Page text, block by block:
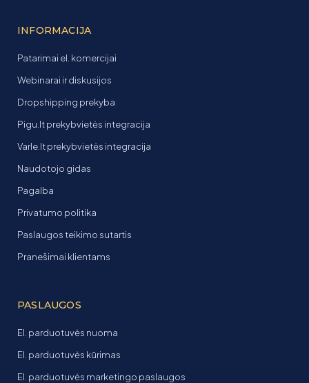
INFORMACIJA
Patarimai el. komercijai
Webinarai ir diskusijos
Dropshipping prekyba
Pigu.lt prekybvietės integracija
Varle.lt prekybvietės integracija
Naudotojo gidas
Pagalba
Privatumo politika
Paslaugos teikimo sutartis
Pranešimai klientams
PASLAUGOS
El. parduotuvės nuoma
El. parduotuvės kūrimas
El. parduotuvės marketingo paslaugos